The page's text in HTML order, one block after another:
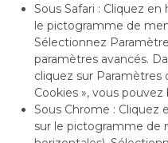
Sous Safari : Cliquez
le pictogramme de
Sélectionnez
paramètres avancés.
cliquez sur Paramètres
Cookies », vous
Sous Chrome : Cliquez
sur le pictogramme de